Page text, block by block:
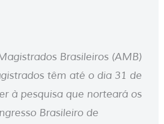
Brasileiros (AMB)
têm até o dia 31 de
à pesquisa que norteará os
Brasileiro de